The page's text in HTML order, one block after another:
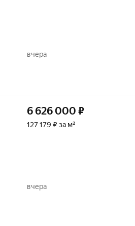
вчера
6 626 000 ₽
127 179 ₽ за м²
вчера